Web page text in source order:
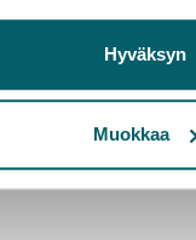
Hyväksyn
Muokkaa